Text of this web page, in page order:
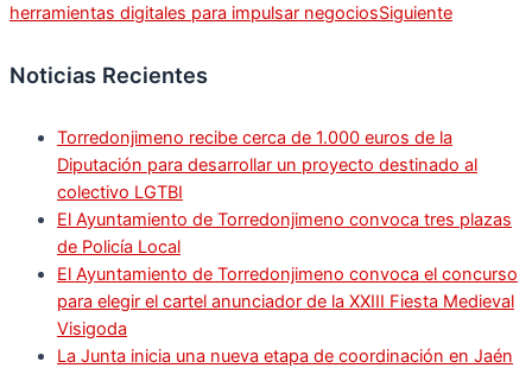
herramientas digitales para impulsar negociosSiguiente
Noticias Recientes
Torredonjimeno recibe cerca de 1.000 euros de la
Diputación para desarrollar un proyecto destinado al
colectivo LGTBI
El Ayuntamiento de Torredonjimeno convoca tres plazas
de Policía Local
El Ayuntamiento de Torredonjimeno convoca el concurso
para elegir el cartel anunciador de la XXIII Fiesta Medieval
Visigoda
La Junta inicia una nueva etapa de coordinación en Jaén